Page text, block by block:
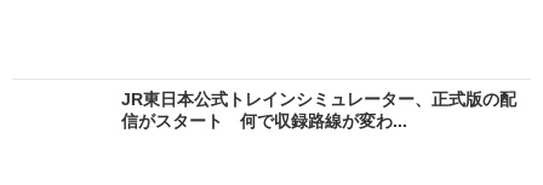
JR東日本公式トレインシミュレーター、正式版の配
信がスタート 何で収録路線が変わ...